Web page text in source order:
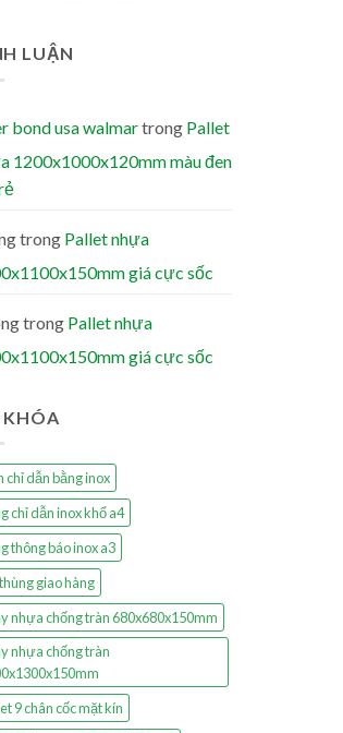
LUẬN
bond usa walmartrong Pallet
1200x1000x120mm màu đen
trong Pallet nhựa
giá cực sốc
trong Pallet nhựa
giá cực sốc
KHÓA
chỉ dẫn bằng inox
chỉ dẫn inox khổ a4
thông báo inox a3
giao hàng
nhựa chống tràn 680x680x150mm
nhựa chống tràn
9 chân cốc mặt kín